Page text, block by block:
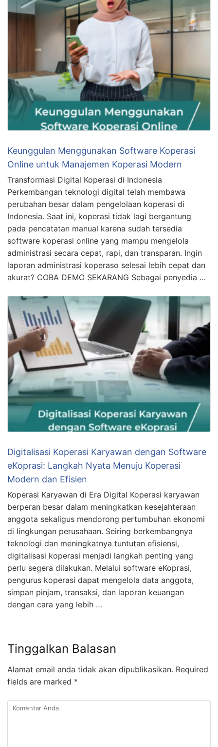
Keunggulan Menggunakan Software Koperasi
Online untuk Manajemen Koperasi Modern
Transformasi Digital Koperasi di Indonesia
Perkembangan teknologi digital telah membawa
perubahan besar dalam pengelolaan koperasi di
Indonesia. Saat ini, koperasi tidak lagi bergantung
pada pencatatan manual karena sudah tersedia
software koperasi online yang mampu mengelola
administrasi secara cepat, rapi, dan transparan. Ingin
laporan administrasi koperaso selesai lebih cepat dan
akurat? COBA DEMO SEKARANG Sebagai penyedia …
Digitalisasi Koperasi Karyawan dengan Software
eKoprasi: Langkah Nyata Menuju Koperasi
Modern dan Efisien
Koperasi Karyawan di Era Digital Koperasi karyawan
berperan besar dalam meningkatkan kesejahteraan
anggota sekaligus mendorong pertumbuhan ekonomi
di lingkungan perusahaan. Seiring berkembangnya
teknologi dan meningkatnya tuntutan efisiensi,
digitalisasi koperasi menjadi langkah penting yang
perlu segera dilakukan. Melalui software eKoprasi,
pengurus koperasi dapat mengelola data anggota,
simpan pinjam, transaksi, dan laporan keuangan
dengan cara yang lebih …
Tinggalkan Balasan
Alamat email anda tidak akan dipublikasikan. Required
fields are marked *